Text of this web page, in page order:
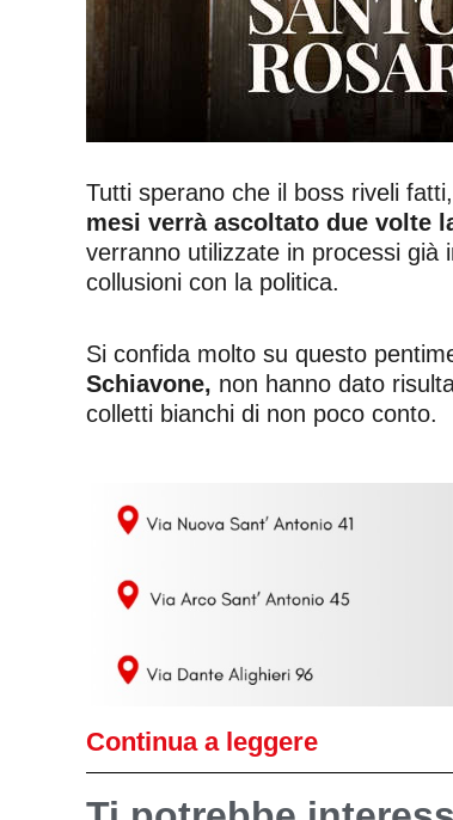
Tutti sperano che il boss riveli
mesi verrà ascoltato due volte
verranno utilizzate in processi già
collusioni con la politica.
Si confida molto su questo
Schiavone, non hanno dato
colletti bianchi di non poco conto.
Continua a leggere